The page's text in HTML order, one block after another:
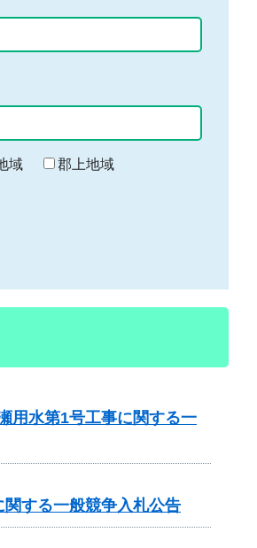
域
郡上地域
用水第1号工事に関する一
関する一般競争入札公告